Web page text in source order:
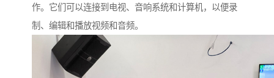
作。它们可以连接到电视、音响系统和计算机，以便录
制、编辑和播放视频和音频。